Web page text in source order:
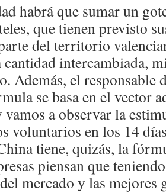
habrá que sumar un
que tienen previsto
del territorio
cantidad intercambiada,
Además, el responsable
se basa en el vector
a observar la
voluntarios en los 14
tiene, quizás, la
piensan que
mercado y las mejores